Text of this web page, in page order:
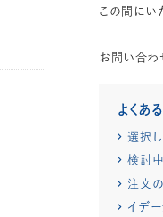
この間にい
お問い合わ
よくあ
選択
検討
注文
イデ